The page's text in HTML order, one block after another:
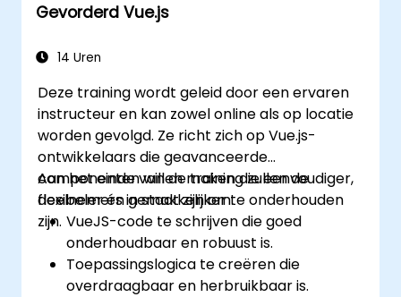
Gevorderd Vue.js
14 Uren
Deze training wordt geleid door een ervaren
instructeur en kan zowel online als op locatie
worden gevolgd. Ze richt zich op Vue.js-
ontwikkelaars die geavanceerde
componenten willen maken die eenvoudiger,
flexibeler én gemakkelijker te onderhouden
zijn.
Aan het einde van de training zullen de
deelnemers in staat zijn om:
VueJS-code te schrijven die goed
onderhoudbaar en robuust is.
Toepassingslogica te creëren die
overdraagbaar en herbruikbaar is.